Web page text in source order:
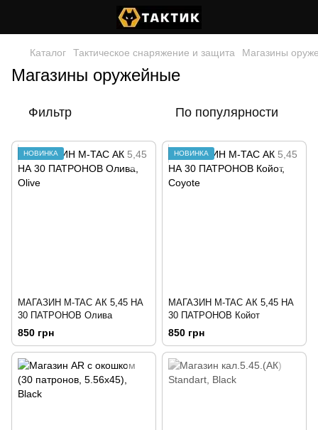
Каталог Тактическое снаряжение и защита Магазины
Магазины оружейные
Фильтр По популярности
НОВИНКА
МАГАЗИН M-TAC АК 5,45 НА
30 ПАТРОНОВ Олива
850 грн
НОВИНКА
МАГАЗИН M-TAC АК 5,45 НА
30 ПАТРОНОВ Койот
850 грн